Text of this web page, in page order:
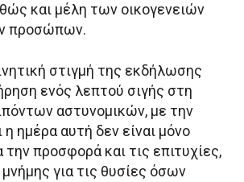
και μέλη των οικογενειών
προσώπων.
στιγμή της εκδήλωσης
ενός λεπτού σιγής στη
αστυνομικών, με την
η ημέρα αυτή δεν είναι μόνο
την προσφορά και τις επιτυχίες,
για τις θυσίες όσων